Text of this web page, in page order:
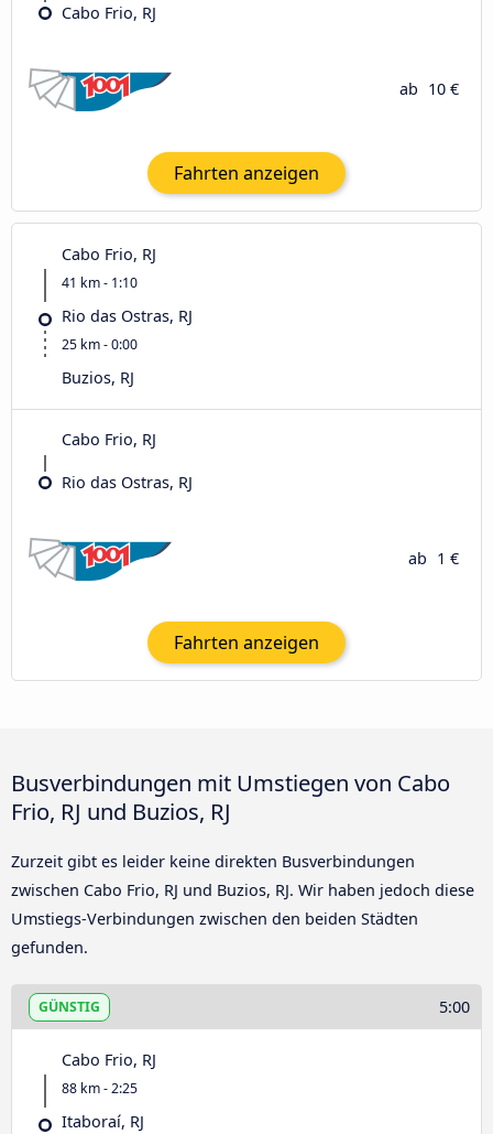
Cabo Frio, RJ
ab 10 €
Fahrten anzeigen
Cabo Frio, RJ
41 km - 1:10
Rio das Ostras, RJ
25 km - 0:00
Buzios, RJ
Cabo Frio, RJ
Rio das Ostras, RJ
ab 1 €
Fahrten anzeigen
Busverbindungen mit Umstiegen von Cabo
Frio, RJ und Buzios, RJ
Zurzeit gibt es leider keine direkten Busverbindungen
zwischen Cabo Frio, RJ und Buzios, RJ. Wir haben jedoch diese
Umstiegs-Verbindungen zwischen den beiden Städten
gefunden.
GÜNSTIG 5:00
Cabo Frio, RJ
88 km - 2:25
Itaboraí, RJ